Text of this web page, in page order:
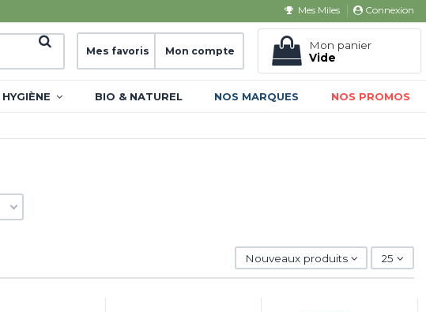
Mes Miles Connexion
Mes favoris Mon compte
Mon panier
Vide
HYGIÈNE BIO & NATUREL NOS MARQUES NOS PROMOS
Nouveaux produits 25